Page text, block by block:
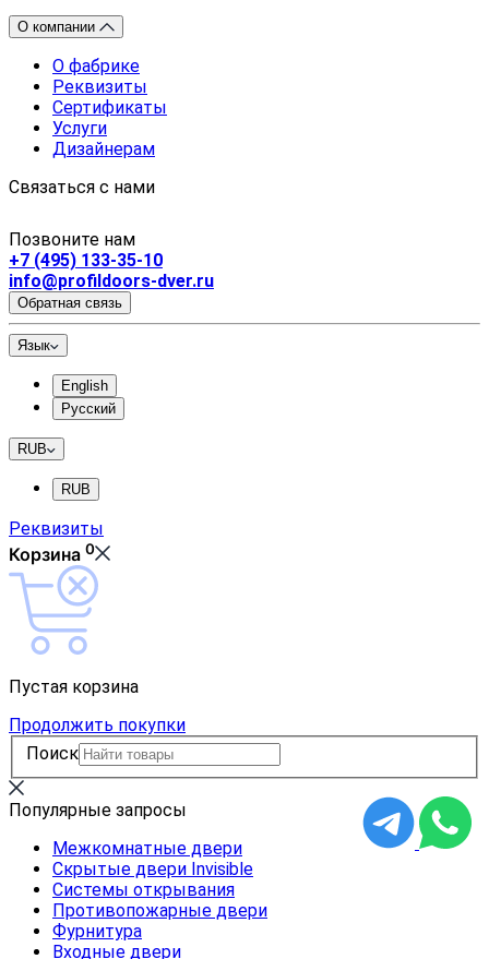
О компании
О фабрике
Реквизиты
Сертификаты
Услуги
Дизайнерам
Связаться с нами
Позвоните нам
+7 (495) 133-35-10
info@profildoors-dver.ru
Обратная связь
Язык
English
Русский
RUB
RUB
Реквизиты
Корзина 0
Пустая корзина
Продолжить покупки
Поиск
Популярные запросы
Межкомнатные двери
Скрытые двери Invisible
Системы открывания
Противопожарные двери
Фурнитура
Входные двери